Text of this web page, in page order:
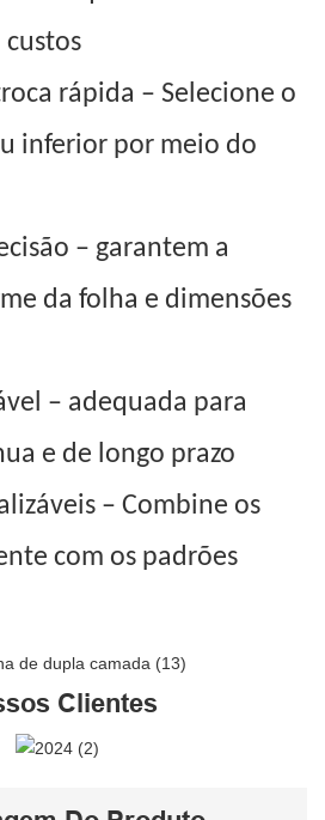
custos
rápida – Selecione o
inferior por meio do
– garantem a
da folha e dimensões
– adequada para
e de longo prazo
​​– Combine os
com os padrões
Clientes